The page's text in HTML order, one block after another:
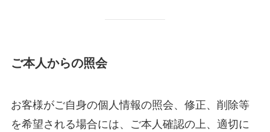
ご本人からの照会
お客様がご自身の個人情報の照会、修正、削除等
を希望される場合には、ご本人確認の上、適切に